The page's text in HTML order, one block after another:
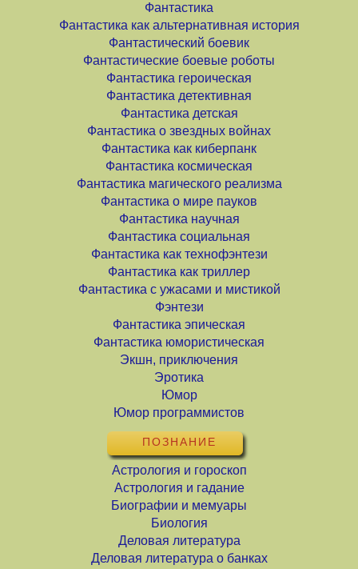
Фантастика
Фантастика как альтернативная история
Фантастический боевик
Фантастические боевые роботы
Фантастика героическая
Фантастика детективная
Фантастика детская
Фантастика о звездных войнах
Фантастика как киберпанк
Фантастика космическая
Фантастика магического реализма
Фантастика о мире пауков
Фантастика научная
Фантастика социальная
Фантастика как технофэнтези
Фантастика как триллер
Фантастика с ужасами и мистикой
Фэнтези
Фантастика эпическая
Фантастика юмористическая
Экшн, приключения
Эротика
Юмор
Юмор программистов
ПОЗНАНИЕ
Астрология и гороскоп
Астрология и гадание
Биографии и мемуары
Биология
Деловая литература
Деловая литература о банках